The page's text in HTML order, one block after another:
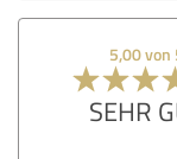
5,00 von
SEHR